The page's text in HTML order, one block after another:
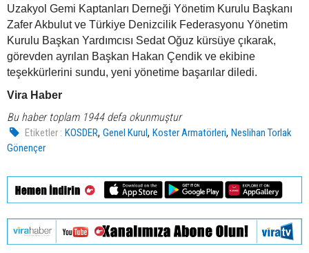
Uzakyol Gemi Kaptanları Derneği Yönetim Kurulu Başkanı
Zafer Akbulut ve Türkiye Denizcilik Federasyonu Yönetim
Kurulu Başkan Yardımcısı Sedat Oğuz kürsüye çıkarak,
görevden ayrılan Başkan Hakan Çendik ve ekibine
teşekkürlerini sundu, yeni yönetime başarılar diledi.
Vira Haber
Bu haber toplam 1944 defa okunmuştur
Etiketler : KOSDER,Genel Kurul,Koster Armatörleri,Neslihan Torlak
Gönençer